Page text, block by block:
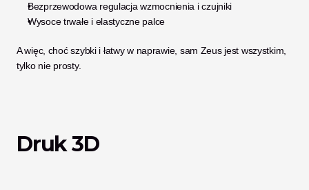
Bezprzewodowa regulacja wzmocnienia i czujniki
Wysoce trwałe i elastyczne palce
A więc, choć szybki i łatwy w naprawie, sam Zeus jest wszystkim,
tylko nie prosty.
Druk 3D